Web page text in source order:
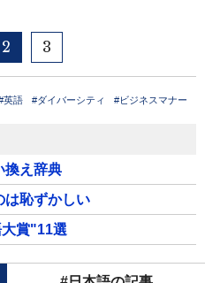
2 3
英語 #ダイバーシティ #ビジネスマナー
換え辞典
は恥ずかしい
賞"11選